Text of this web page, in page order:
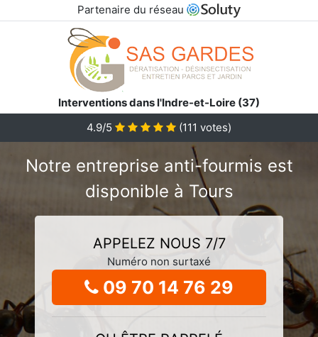
Partenaire du réseau
Interventions dans l'Indre-et-Loire (37)
4.9/5
(111 votes)
Notre entreprise anti-fourmis est
disponible à Tours
APPELEZ NOUS 7/7
Numéro non surtaxé
09 70 14 76 29